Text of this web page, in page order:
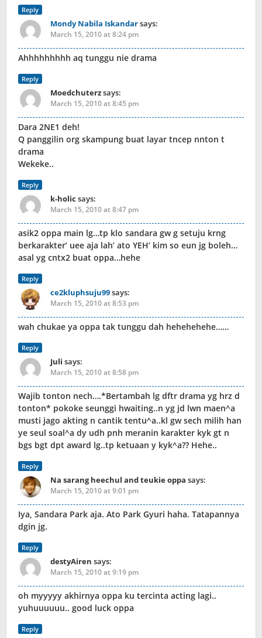
Reply
Mondy Nabila Iskandarsays:
March 15, 2010 at 8:24 pm
Ahhhhhhhhh aq tunggu nie drama
Reply
Moedchuterzsays:
March 15, 2010 at 8:45 pm
Dara 2NE1 deh!
Q panggilin org skampung buat layar tncep nnton t
drama
Wekeke..
Reply
k-holic says:
March 15, 2010 at 8:47 pm
asik2 oppa main lg…tp klo sandara gw g setuju krng
berkarakter’ uee aja lah’ ato YEH’ kim so eun jg boleh…
asal yg cntx2 buat oppa…hehe
Reply
ce2kluphsuju99says:
March 15, 2010 at 8:53 pm
wah chukae ya oppa tak tunggu dah hehehehehe……
Reply
Juli says:
March 15, 2010 at 8:58 pm
Wajib tonton nech….*Bertambah lg dftr drama yg hrz d
tonton* pokoke seunggi hwaiting..n yg jd lwn maen^a
musti jago akting n cantik tentu^a..kl gw sech milih han
ye seul soal^a dy udh pnh meranin karakter kyk gt n
bgs bgt dpt award lg..tp ketuaan y kyk^a?? Hehe..
Reply
Na sarang heechul and teukie oppa says:
March 15, 2010 at 9:01 pm
Iya, Sandara Park aja. Ato Park Gyuri haha. Tatapannya
dgin jg.
Reply
destyAiren says:
March 15, 2010 at 9:19 pm
oh myyyyy akhirnya oppa ku tercinta acting lagi..
yuhuuuuuu.. good luck oppa
Reply